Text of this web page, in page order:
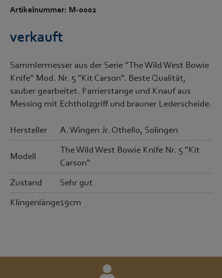
Artikelnummer: M-0002
verkauft
Sammlermesser aus der Serie "The Wild West Bowie
Knife" Mod. Nr. 5 "Kit Carson". Beste Qualität,
sauber gearbeitet. Parrierstange und Knauf aus
Messing mit Echtholzgriff und brauner Lederscheide.
Hersteller A. Wingen Jr. Othello, Solingen
Modell
The Wild West Bowie Knife Nr. 5 "Kit
Carson"
Zustand Sehr gut
Klingenlänge19cm